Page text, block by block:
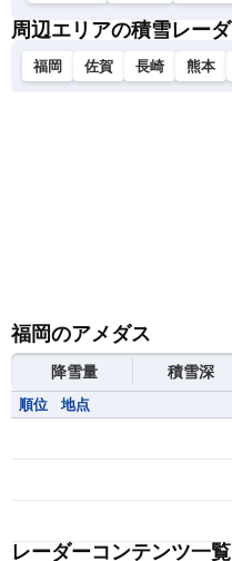
周辺エリアの積雪レー
福岡 佐賀 長崎 熊本
福岡のアメダス
降雪量 積雪深
順位 地点
レーダーコンテンツ一覧